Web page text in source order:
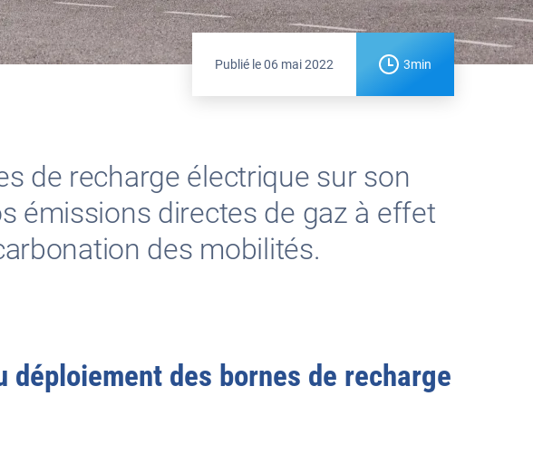
Publié le06 mai 2022 3min
de recharge électrique sur son
émissions directes de gaz à effet
des mobilités.
des bornes de recharge